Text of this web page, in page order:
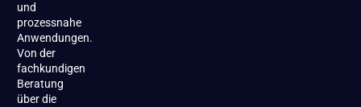
und
prozessnahe
Anwendungen.
Von der
fachkundigen
Beratung
über die